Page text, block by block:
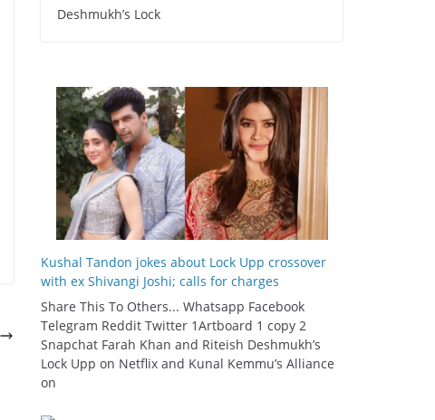
Deshmukh’s Lock
Kushal Tandon jokes about Lock Upp crossover
with ex Shivangi Joshi; calls for charges
Share This To Others... Whatsapp Facebook
Telegram Reddit Twitter 1Artboard 1 copy 2
Snapchat Farah Khan and Riteish Deshmukh’s
Lock Upp on Netflix and Kunal Kemmu’s Alliance
on